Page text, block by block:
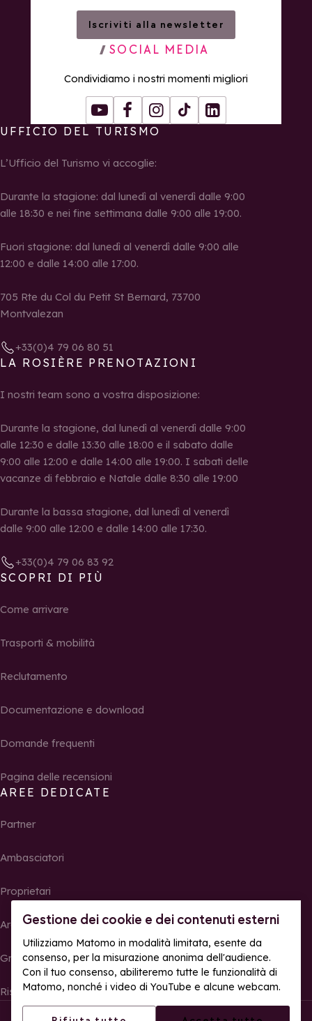
Gestione dei cookie e dei contenuti esterni
Utilizziamo Matomo in modalità limitata, esente da
consenso, per la misurazione anonima dell'audience.
Con il tuo consenso, abiliteremo tutte le funzionalità di
Matomo, nonché i video di YouTube e alcune webcam.
Iscriviti alla newsletter
SOCIAL MEDIA
Condividiamo i nostri momenti migliori
YoutubeFacebookInstagram
Tiktok LinkedIn
UFFICIO DEL TURISMO
L’Ufficio del Turismo vi accoglie:
Durante la stagione: dal lunedì al venerdì dalle 9:00
alle 18:30 e nei fine settimana dalle 9:00 alle 19:00.
Fuori stagione: dal lunedì al venerdì dalle 9:00 alle
12:00 e dalle 14:00 alle 17:00.
705 Rte du Col du Petit St Bernard, 73700
Montvalezan
+33(0)4 79 06 80 51
LA ROSIÈRE PRENOTAZIONI
I nostri team sono a vostra disposizione:
Durante la stagione, dal lunedì al venerdì dalle 9:00
alle 12:30 e dalle 13:30 alle 18:00 e il sabato dalle
9:00 alle 12:00 e dalle 14:00 alle 19:00. I sabati delle
vacanze di febbraio e Natale dalle 8:30 alle 19:00
Durante la bassa stagione, dal lunedì al venerdì
dalle 9:00 alle 12:00 e dalle 14:00 alle 17:30.
+33(0)4 79 06 83 92
SCOPRI DI PIÙ
Come arrivare
Trasporti & mobilità
Reclutamento
Documentazione e download
Domande frequenti
Pagina delle recensioni
AREE DEDICATE
Partner
Ambasciatori
Proprietari
Area Stampa
Gruppi, seminari e tour operator
Risultati e foto delle gare
© La Rosière – Tutti i diritti riservati